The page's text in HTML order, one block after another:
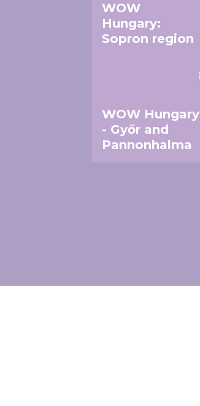
WOW
Hungary:
Sopron region
WOW Hungary
- Győr and
Pannonhalma